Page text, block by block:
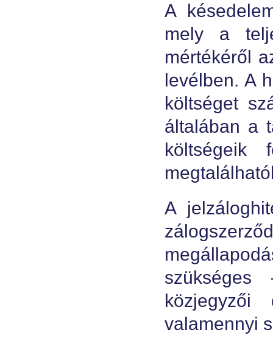
A
mely a
mértékéről
levélben. A
költséget
általában a
költségeik
A
valamennyi